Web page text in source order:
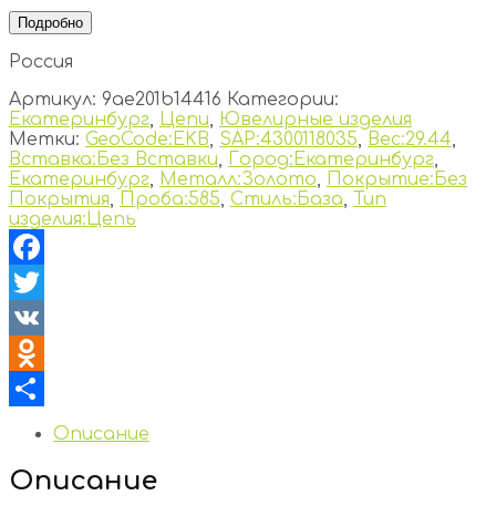
Подробно
Россия
Артикул: 9ae201b14416 Категории:
Екатеринбург, Цепи, Ювелирные изделия
Метки: GeoCode:EKB, SAP:4300118035, Вес:29.44,
Вставка:Без Вставки, Город:Екатеринбург,
Екатеринбург, Металл:Золото, Покрытие:Без
Покрытия, Проба:585, Стиль:База, Тип
изделия:Цепь
Facebook
Twitter
VK
Odnoklassniki
Отправить
Описание
Описание